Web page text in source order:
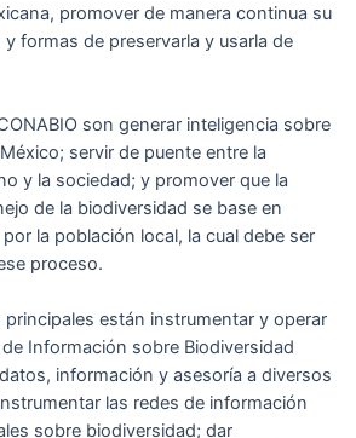
promover de manera continua su
formas de preservarla y usarla de
son generar inteligencia sobre
servir de puente entre la
y la sociedad; y promover que la
de la biodiversidad se base en
la población local, la cual debe ser
proceso.
están instrumentar y operar
Información sobre Biodiversidad
información y asesoría a diversos
las redes de información
sobre biodiversidad; dar